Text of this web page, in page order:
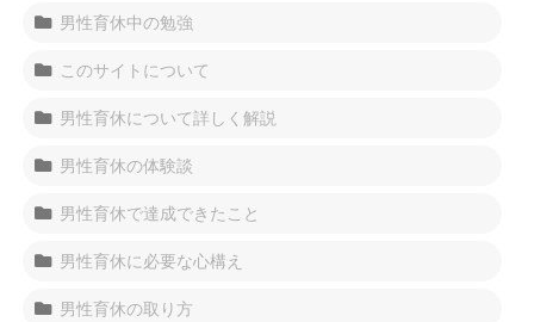
男性育休中の勉強
このサイトについて
男性育休について詳しく解説
男性育休の体験談
男性育休で達成できたこと
男性育休に必要な心構え
男性育休の取り方